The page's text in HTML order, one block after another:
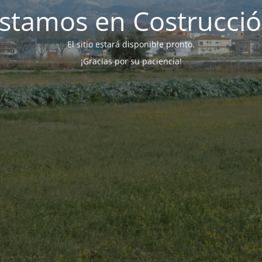
en
El sitio estará disponible pronto.
¡Gracias por su paciencia!